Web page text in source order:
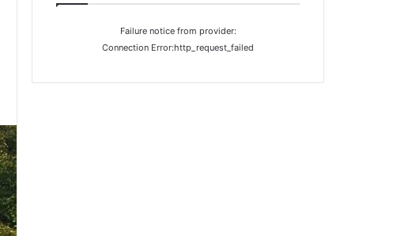
Failure notice from provider:
Connection Error:http_request_failed